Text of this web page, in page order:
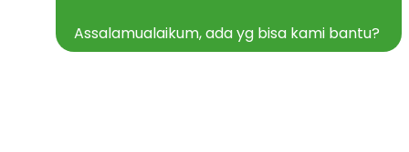
Assalamualaikum, ada yg bisa kami bantu?